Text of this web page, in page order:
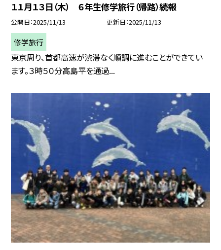
１１月１３日（木） ６年生修学旅行（帰路）続報
公開日 2025/11/13 更新日 2025/11/13
修学旅行
東京周り、首都高速が渋滞なく順調に進むことができてい
ます。３時５０分高島平を通過...